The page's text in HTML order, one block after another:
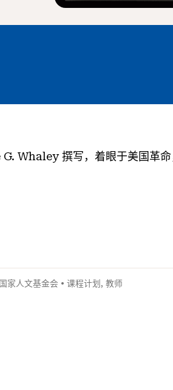
Whaley 撰写，着眼于美国革
国家人文基金会 • 课程计划 , 教师